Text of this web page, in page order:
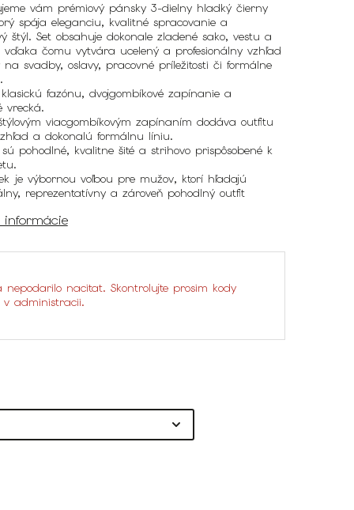
vám prémiový pánsky 3-dielny hladký čierny
spája eleganciu, kvalitné spracovanie a
štýl. Set obsahuje dokonale zladené sako, vestu a
vďaka čomu vytvára ucelený a profesionálny vzhľad
svadby, oslavy, pracovné príležitosti či formálne
fazónu, dvojgombíkové zapínanie a
vrecká.
viacgombíkovým zapínaním dodáva outfitu
a dokonalú formálnu líniu.
pohodlné, kvalitne šité a strihovo prispôsobené k
je výbornou voľbou pre mužov, ktorí hľadajú
reprezentatívny a zároveň pohodlný outfit
informácie
nepodarilo nacitat. Skontrolujte prosim kody
v administracii.